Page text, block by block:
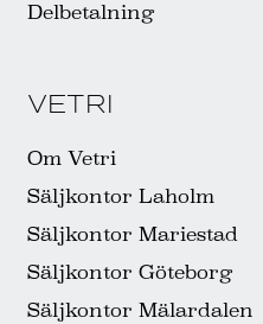
Delbetalning
VETRI
Om Vetri
Säljkontor Laholm
Säljkontor Mariestad
Säljkontor Göteborg
Säljkontor Mälardalen